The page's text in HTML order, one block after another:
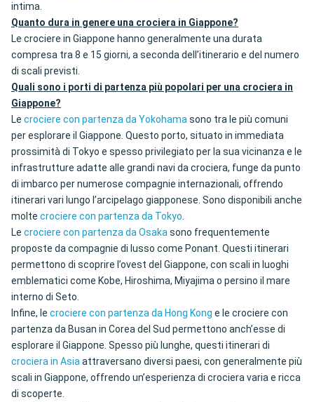
intima.
Quanto dura in genere una crociera in Giappone?
Le crociere in Giappone hanno generalmente una durata
compresa tra 8 e 15 giorni, a seconda dell’itinerario e del numero
di scali previsti.
Quali sono i porti di partenza più popolari per una crociera in
Giappone?
Le crociere con partenza da Yokohamasono tra le più comuni
per esplorare il Giappone. Questo porto, situato in immediata
prossimità di Tokyo e spesso privilegiato per la sua vicinanza e le
infrastrutture adatte alle grandi navi da crociera, funge da punto
di imbarco per numerose compagnie internazionali, offrendo
itinerari vari lungo l’arcipelago giapponese. Sono disponibili anche
molte crociere con partenza da Tokyo.
Le crociere con partenza da Osakasono frequentemente
proposte da compagnie di lusso come Ponant. Questi itinerari
permettono di scoprire l’ovest del Giappone, con scali in luoghi
emblematici come Kobe, Hiroshima, Miyajima o persino il mare
interno di Seto.
Infine, le crociere con partenza da Hong Kong e le crociere con
partenza da Busan in Corea del Sud permettono anch’esse di
esplorare il Giappone. Spesso più lunghe, questi itinerari di
crociera in Asiaattraversano diversi paesi, con generalmente più
scali in Giappone, offrendo un’esperienza di crociera varia e ricca
di scoperte.